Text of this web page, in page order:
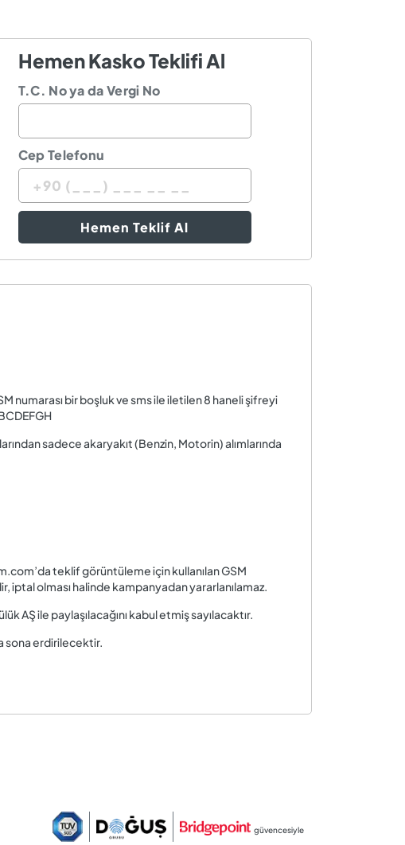
Hemen Kasko Teklifi Al
T.C. No ya da Vergi No
Cep Telefonu
Hemen Teklif Al
numarası bir boşluk ve sms ile iletilen 8 haneli şifreyi
sadece akaryakıt (Benzin, Motorin) alımlarında
teklif görüntüleme için kullanılan GSM
olması halinde kampanyadan yararlanılamaz.
ile paylaşılacağını kabul etmiş sayılacaktır.
sona erdirilecektir.
güvencesiyle